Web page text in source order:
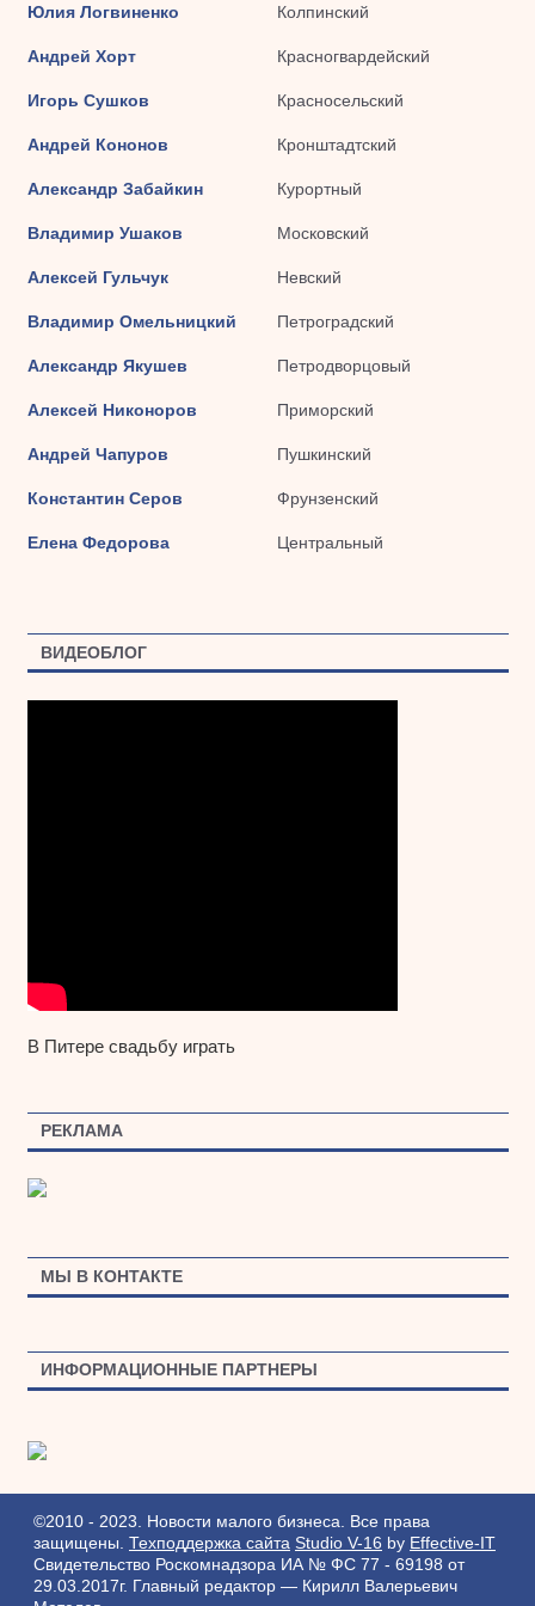
Юлия Логвиненко Колпинский
Андрей Хорт Красногвардейский
Игорь Сушков Красносельский
Андрей Кононов Кронштадтский
Александр Забайкин Курортный
Владимир Ушаков Московский
Алексей Гульчук Невский
Владимир Омельницкий Петроградский
Александр Якушев Петродворцовый
Алексей Никоноров Приморский
Андрей Чапуров Пушкинский
Константин Серов Фрунзенский
Елена Федорова Центральный
ВИДЕОБЛОГ
В Питере свадьбу играть
РЕКЛАМА
МЫ В КОНТАКТЕ
ИНФОРМАЦИОННЫЕ ПАРТНЕРЫ
©2010 - 2023. Новости малого бизнеса. Все права
защищены. Техподдержка сайта Studio V-16 by Effective-IT
Свидетельство Роскомнадзора ИА № ФС 77 - 69198 от
29.03.2017г.